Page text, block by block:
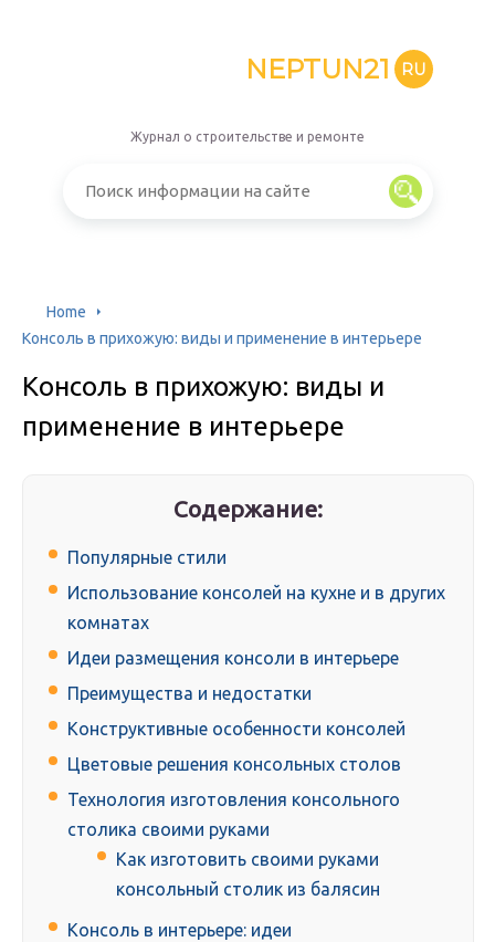
NEPTUN21 RU
Журнал о строительстве и ремонте
Home
Консоль в прихожую: виды и применение в интерьере
Консоль в прихожую: виды и
применение в интерьере
Содержание:
Популярные стили
Использование консолей на кухне и в других
комнатах
Идеи размещения консоли в интерьере
Преимущества и недостатки
Конструктивные особенности консолей
Цветовые решения консольных столов
Технология изготовления консольного
столика своими руками
Как изготовить своими руками
консольный столик из балясин
Консоль в интерьере: идеи